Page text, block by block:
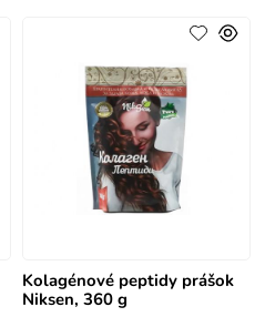
Kolagénové peptidy prášok
Niksen, 360 g